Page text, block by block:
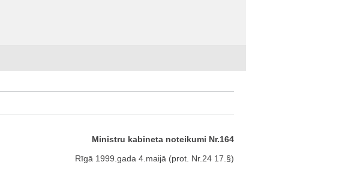
Ministru kabineta noteikumi Nr.164
Rīgā 1999.gada 4.maijā (prot. Nr.24 17.§)